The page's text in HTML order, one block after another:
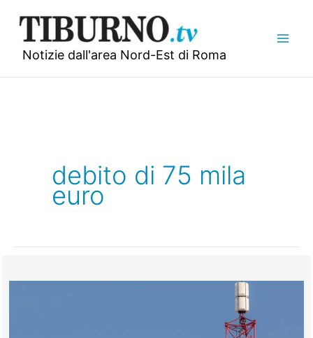
contenuto
Notizie dall'area Nord-Est di Roma
debito di 75 mila
euro